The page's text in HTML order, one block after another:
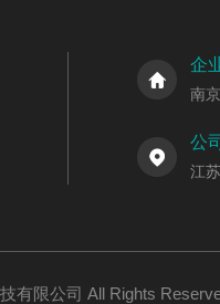
企
南
公
江
有限公司 All Rights